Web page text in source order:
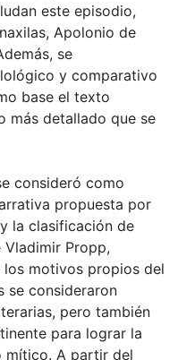
este episodio,
Apolonio de
se
y comparativo
base el texto
más detallado que se
consideró como
propuesta por
la clasificación de
Propp,
motivos propios del
se consideraron
pero también
para lograr la
mítico. A partir del